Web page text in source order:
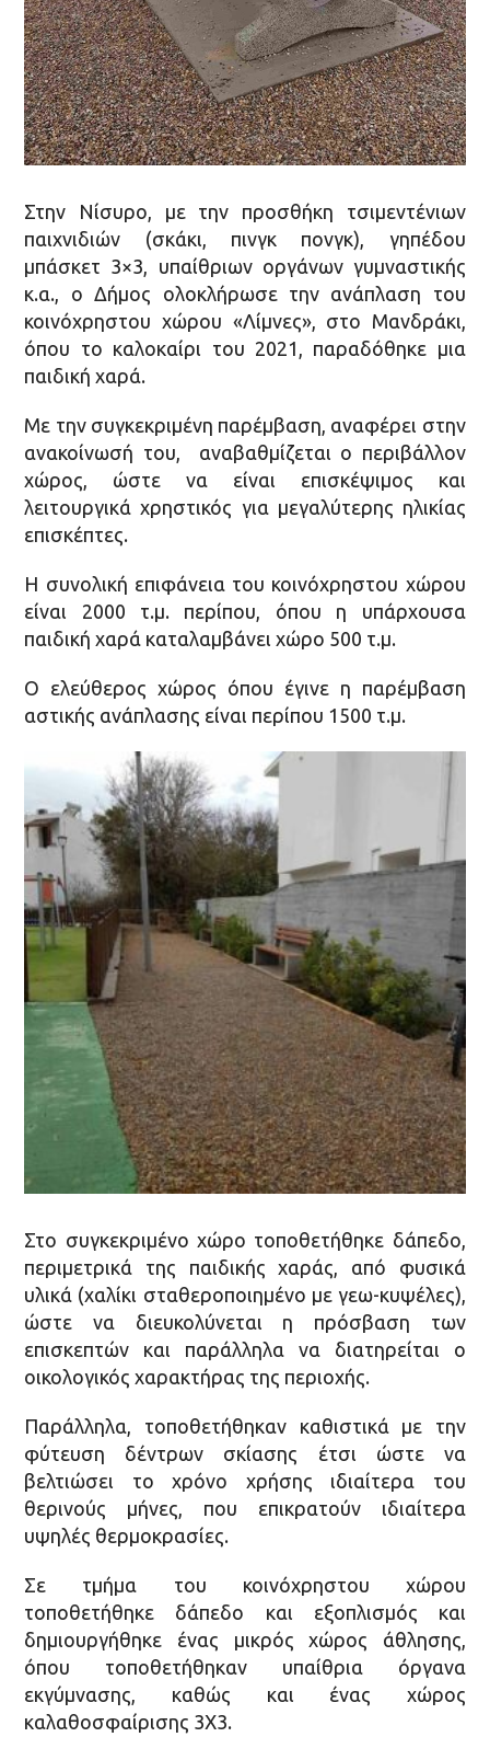
Στην Νίσυρο, με την προσθήκη τσιμεντένιων
παιχνιδιών (σκάκι, πινγκ πονγκ), γηπέδου
μπάσκετ 3×3, υπαίθριων οργάνων γυμναστικής
κ.α., ο Δήμος ολοκλήρωσε την ανάπλαση του
κοινόχρηστου χώρου «Λίμνες», στο Μανδράκι,
όπου το καλοκαίρι του 2021, παραδόθηκε μια
παιδική χαρά.
Με την συγκεκριμένη παρέμβαση, αναφέρει στην
ανακοίνωσή του, αναβαθμίζεται ο περιβάλλον
χώρος, ώστε να είναι επισκέψιμος και
λειτουργικά χρηστικός για μεγαλύτερης ηλικίας
επισκέπτες.
Η συνολική επιφάνεια του κοινόχρηστου χώρου
είναι 2000 τ.μ. περίπου, όπου η υπάρχουσα
παιδική χαρά καταλαμβάνει χώρο 500 τ.μ.
Ο ελεύθερος χώρος όπου έγινε η παρέμβαση
αστικής ανάπλασης είναι περίπου 1500 τ.μ.
Στο συγκεκριμένο χώρο τοποθετήθηκε δάπεδο,
περιμετρικά της παιδικής χαράς, από φυσικά
υλικά (χαλίκι σταθεροποιημένο με γεω-κυψέλες),
ώστε να διευκολύνεται η πρόσβαση των
επισκεπτών και παράλληλα να διατηρείται ο
οικολογικός χαρακτήρας της περιοχής.
Παράλληλα, τοποθετήθηκαν καθιστικά με την
φύτευση δέντρων σκίασης έτσι ώστε να
βελτιώσει το χρόνο χρήσης ιδιαίτερα του
θερινούς μήνες, που επικρατούν ιδιαίτερα
υψηλές θερμοκρασίες.
Σε τμήμα του κοινόχρηστου χώρου
τοποθετήθηκε δάπεδο και εξοπλισμός και
δημιουργήθηκε ένας μικρός χώρος άθλησης,
όπου τοποθετήθηκαν υπαίθρια όργανα
εκγύμνασης, καθώς και ένας χώρος
καλαθοσφαίρισης 3Χ3.